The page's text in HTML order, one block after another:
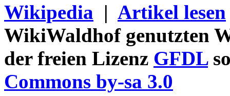
Wikipedia | Artikel lesen
WikiWaldhof genutzten
der freien Lizenz GFDL
Commons by-sa 3.0